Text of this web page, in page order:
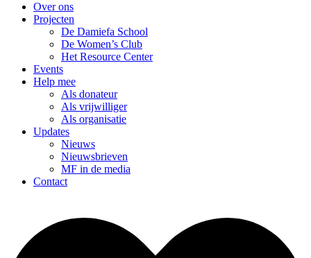
Over ons
Projecten
De Damiefa School
De Women’s Club
Het Resource Center
Events
Help mee
Als donateur
Als vrijwilliger
Als organisatie
Updates
Nieuws
Nieuwsbrieven
MF in de media
Contact